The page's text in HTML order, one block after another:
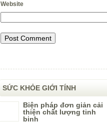
Website
SỨC KHỎE GIỚI TÍNH
Biện pháp đơn giản cải
thiện chất lượng tinh
binh